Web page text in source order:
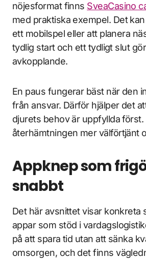
nöjesformat finns SveaCasino
med praktiska exempel. Det
ett mobilspel eller att planera
tydlig start och ett tydligt slut
avkopplande.
En paus fungerar bäst när den
från ansvar. Därför hjälper det
djurets behov är uppfyllda först.
återhämtningen mer välförtjänt
Appknep som
snabbt
Det här avsnittet visar konkreta
appar som stöd i
på att spara tid utan att sänka
omsorgen, och det finns